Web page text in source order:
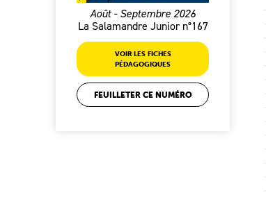
Août - Septembre 2026
La Salamandre Junior n°167
VOIR LES FICHES
PÉDAGOGIQUES
FEUILLETER CE NUMÉRO